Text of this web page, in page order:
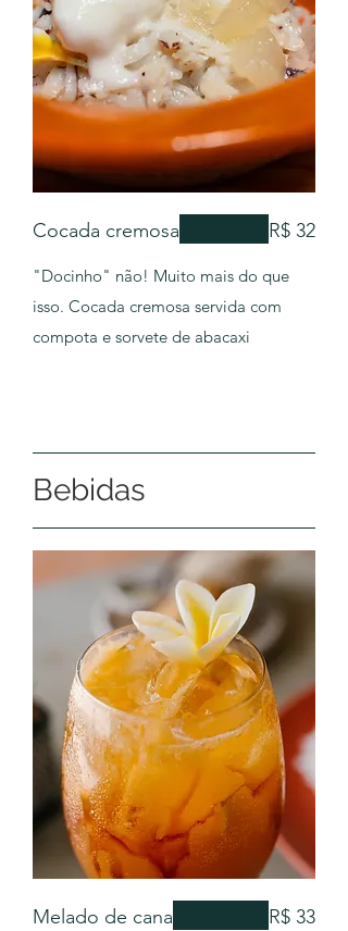
Cocada cremosa
"Docinho" não! Muito mais do que
isso. Cocada cremosa servida com
compota e sorvete de abacaxi
R$ 32
Bebidas
Melado de cana R$ 33